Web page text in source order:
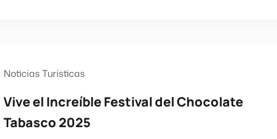
Noticias Turísticas
Vive el Increíble Festival del Chocolate
Tabasco 2025